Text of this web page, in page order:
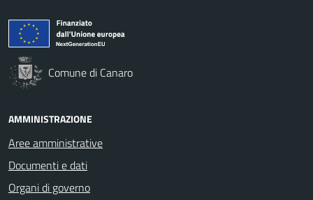
Comune di Canaro
AMMINISTRAZIONE
Aree amministrative
Documenti e dati
Organi di governo